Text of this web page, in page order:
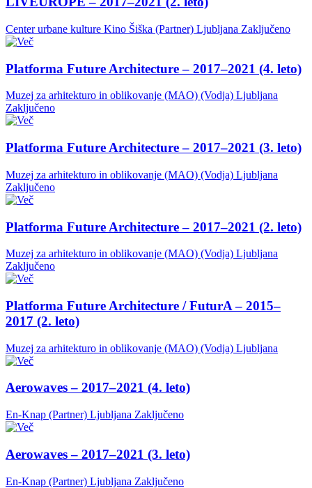
Center urbane kulture Kino Šiška (Partner) Ljubljana Zaključeno
Platforma Future Architecture – 2017–2021 (4. leto)
Muzej za arhitekturo in oblikovanje (MAO) (Vodja) Ljubljana
Zaključeno
Platforma Future Architecture – 2017–2021 (3. leto)
Muzej za arhitekturo in oblikovanje (MAO) (Vodja) Ljubljana
Zaključeno
Platforma Future Architecture – 2017–2021 (2. leto)
Muzej za arhitekturo in oblikovanje (MAO) (Vodja) Ljubljana
Zaključeno
Platforma Future Architecture / FuturA – 2015–
2017 (2. leto)
Muzej za arhitekturo in oblikovanje (MAO) (Vodja) Ljubljana
Aerowaves – 2017–2021 (4. leto)
En-Knap (Partner) Ljubljana Zaključeno
Aerowaves – 2017–2021 (3. leto)
En-Knap (Partner) Ljubljana Zaključeno